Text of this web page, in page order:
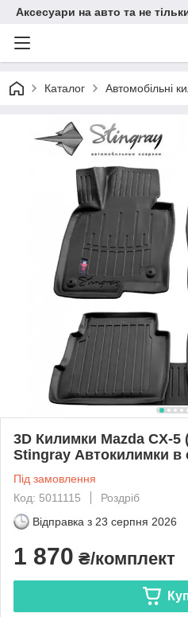
Аксесуари на авто та не
Каталог Автомобільні
3D Килимки Mazda CX-5
Stingray Автокилимки в
Під замовлення
Код: 5011115
Роздріб
Відправка з 23 серпня 2026
1 870 ₴/комплект